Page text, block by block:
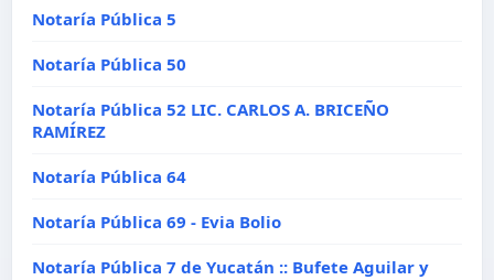
Notaría Pública 5
Notaría Pública 50
Notaría Pública 52 LIC. CARLOS A. BRICEÑO
RAMÍREZ
Notaría Pública 64
Notaría Pública 69 - Evia Bolio
Notaría Pública 7 de Yucatán :: Bufete Aguilar y